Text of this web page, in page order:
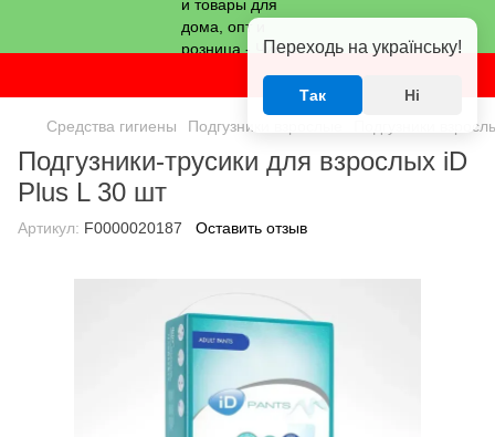
Средства гигиены Подгузники взрослые Подгузники
Подгузники-трусики для взрослых iD
Plus L 30 шт
Артикул: F0000020187 Оставить отзыв
Переходь на українську!
Так Ні